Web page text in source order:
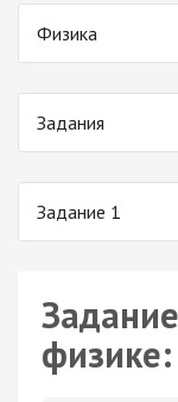
Физика
Задания
Задание 1